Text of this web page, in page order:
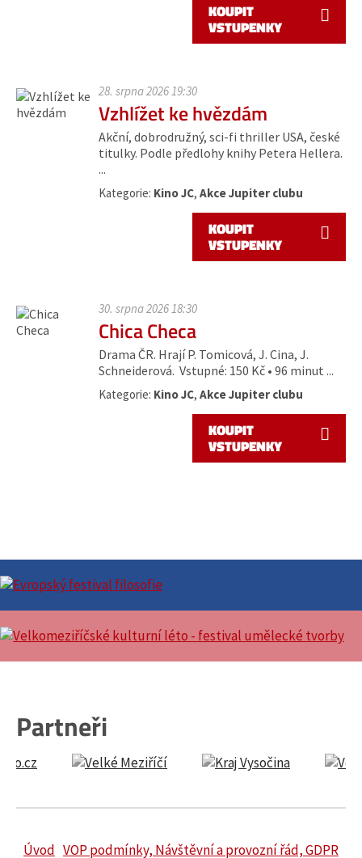
KOUPIT
VSTUPENKY
28. srpna 2026 19:30
Vzhlížet ke hvězdám
Akční, dobrodružný, sci-fi thriller USA, české
titulky. Podle předlohy knihy Petera Hellera.
...
Kategorie: Kino JC, Akce Jupiter clubu
KOUPIT
VSTUPENKY
30. srpna 2026 18:30
Chica Checa
Drama ČR. Hrají P. Tomicová, J. Cina, J.
Schneiderová. Vstupné: 150 Kč • 96 minut ...
Kategorie: Kino JC, Akce Jupiter clubu
KOUPIT
VSTUPENKY
Partneři
Úvod VOP podmínky, Návštěvní a provozní řád, GDPR